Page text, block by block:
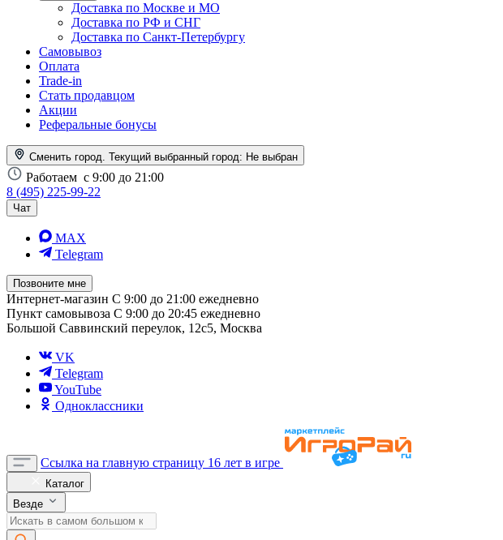
Доставка по Москве и МО
Доставка по РФ и СНГ
Доставка по Санкт-Петербургу
Самовывоз
Оплата
Trade-in
Стать продавцом
Акции
Реферальные бонусы
Сменить город. Текущий выбранный город: Не выбран
Работаем с 9:00 до 21:00
8 (495) 225-99-22
Чат
MAX
Telegram
Позвоните мне
Интернет-магазин С 9:00 до 21:00 ежедневно
Пункт самовывоза С 9:00 до 20:45 ежедневно
Большой Саввинский переулок, 12с5, Москва
VK
Telegram
YouTube
Одноклассники
Ссылка на главную страницу 16 лет в игре
Каталог
Везде